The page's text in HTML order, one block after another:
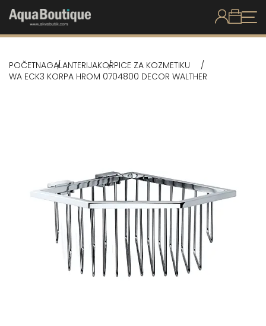
POČETNAGALANTERIJAKORPICE ZA KOZMETIKU
WA ECK3 KORPA HROM 0704800 DECOR WALTHER